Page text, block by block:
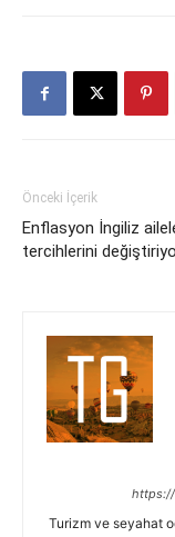
Önceki İçerik
Enflasyon İngiliz
tercihlerini
https://
Turizm ve seyahat